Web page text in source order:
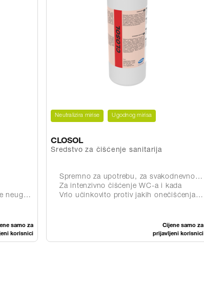
mirisa
samo za
korisnici
Neutralizira mirise Ugodnog mirisa
CLOSOL
Sredstvo za čišćenje sanitarija
Spremno za upotrebu, za svakodnevno čišćenje
Za intenzivno čišćenje WC-a i kada
Vrlo učinkovito protiv jakih onečišćenja i naslaga (npr. kamenca, mokraćnog kamenca)
Cijene samo za
prijavljeni korisnici